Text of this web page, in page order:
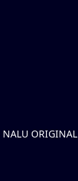
ORIGINAL